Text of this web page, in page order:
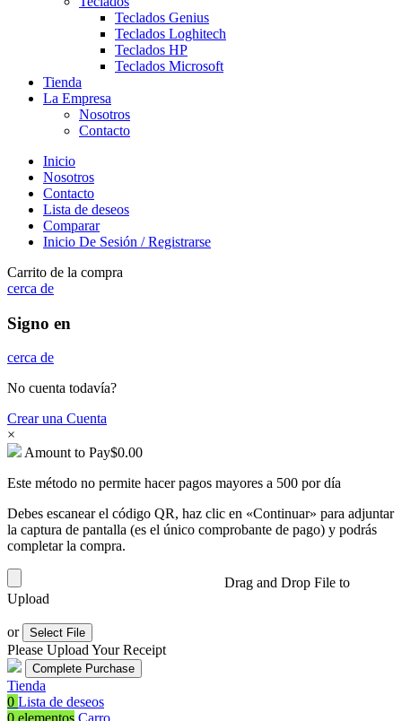
Teclados Genius
Teclados Loghitech
Teclados HP
Teclados Microsoft
Tienda
La Empresa
Nosotros
Contacto
Inicio
Nosotros
Contacto
Lista de deseos
Comparar
Inicio De Sesión / Registrarse
Carrito de la compra
cerca de
Signo en
cerca de
No cuenta todavía?
Crear una Cuenta
×
Amount to Pay$0.00
Este método no permite hacer pagos mayores a 500 por día
Debes escanear el código QR, haz clic en «Continuar» para adjuntar
la captura de pantalla (es el único comprobante de pago) y podrás
completar la compra.
Drag and Drop File to
Upload
or Select File
Please Upload Your Receipt
Tienda
0 Lista de deseos